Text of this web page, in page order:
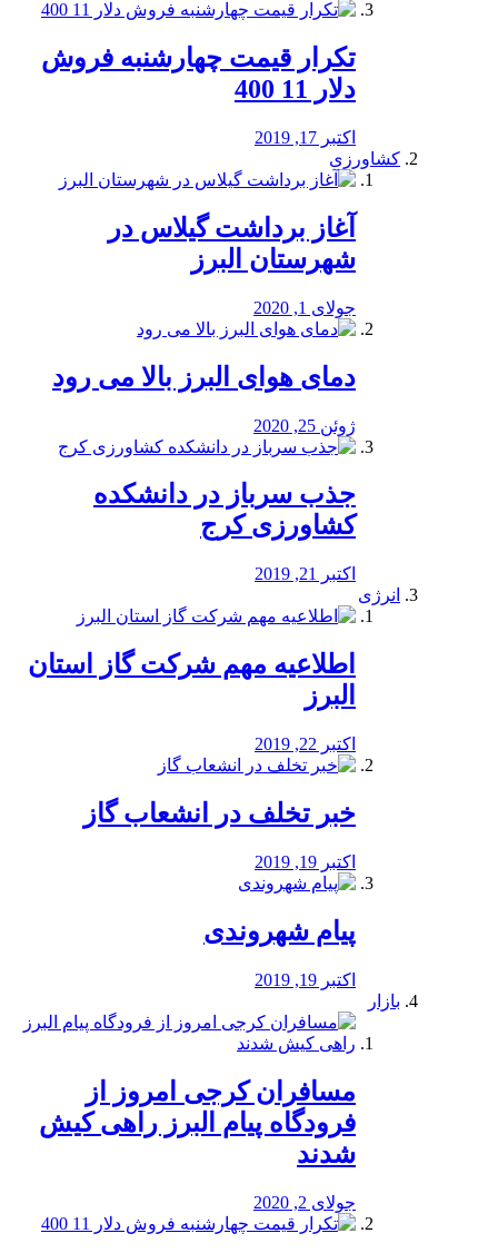
تکرار قیمت چهارشنبه فروش
دلار 11 400
اکتبر 17, 2019
کشاورزی
آغاز برداشت گیلاس در
شهرستان البرز
جولای 1, 2020
دمای هوای البرز بالا می رود
ژوئن 25, 2020
جذب سرباز در دانشکده
کشاورزی کرج
اکتبر 21, 2019
انرژی
️اطلاعیه مهم شرکت گاز استان
البرز
اکتبر 22, 2019
خبر تخلف در انشعاب گاز
اکتبر 19, 2019
پیام شهروندی
اکتبر 19, 2019
بازار
مسافران کرجی امروز از
فرودگاه پیام البرز راهی کیش
شدند
جولای 2, 2020